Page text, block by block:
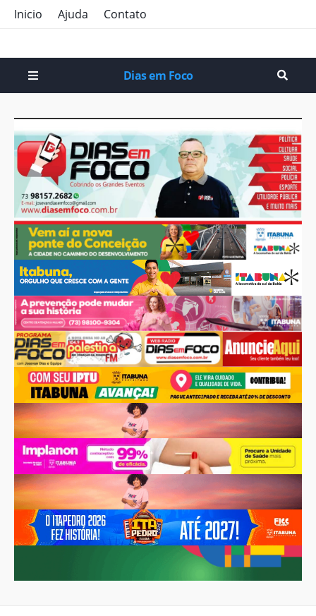
Inicio Ajuda Contato
Dias em Foco